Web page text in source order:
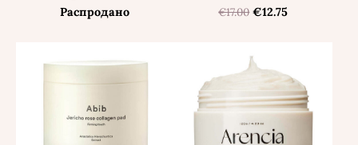
Распродано
€17.00 €12.75